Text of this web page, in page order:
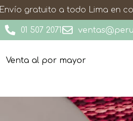
Envío gratuito a todo Lima en
01 507 2071
Venta al por mayor